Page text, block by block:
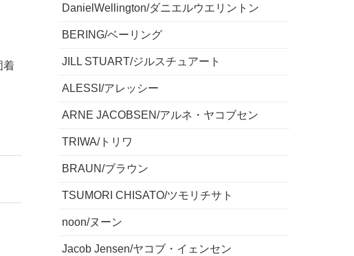
着
DanielWellington/ダニエルウエリントン
BERING/ベーリング
JILL STUART/ジルスチュアート
ALESSI/アレッシー
ARNE JACOBSEN/アルネ・ヤコブセン
TRIWA/トリワ
BRAUN/ブラウン
TSUMORI CHISATO/ツモリチサト
noon/ヌーン
Jacob Jensen/ヤコブ・イェンセン